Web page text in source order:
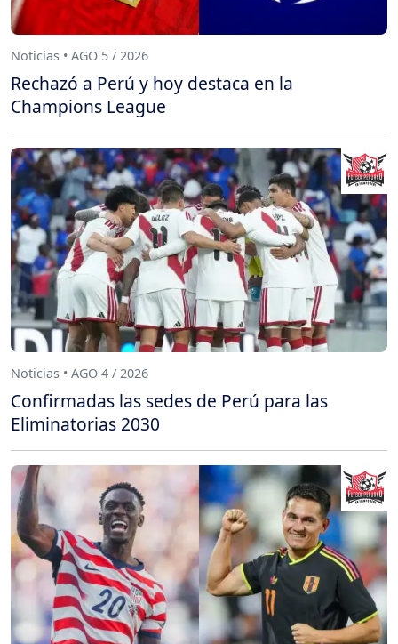
Noticias • AGO 5 / 2026
Rechazó a Perú y hoy destaca en la
Champions League
Noticias • AGO 4 / 2026
Confirmadas las sedes de Perú para las
Eliminatorias 2030